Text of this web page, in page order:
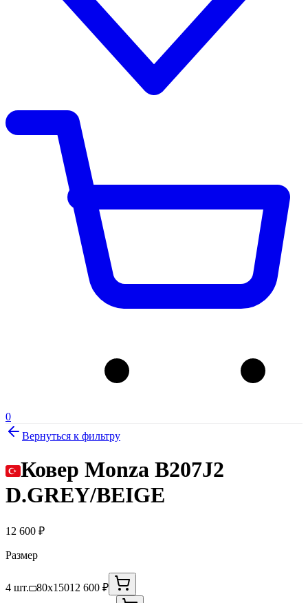
0
Вернуться к фильтру
Ковер Monza B207J2
D.GREY/BEIGE
12 600 ₽
Размер
4 шт. 80x15012 600 ₽